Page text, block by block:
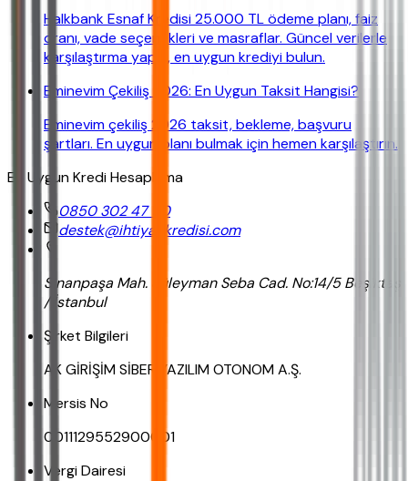
Halkbank Esnaf Kredisi 25.000 TL ödeme planı, faiz
oranı, vade seçenekleri ve masraflar. Güncel verilerle
karşılaştırma yapın, en uygun krediyi bulun.
Eminevim Çekiliş 2026: En Uygun Taksit Hangisi?
Eminevim çekiliş 2026 taksit, bekleme, başvuru
şartları. En uygun planı bulmak için hemen karşılaştırın.
En Uygun Kredi Hesaplama
0850 302 47 90
destek@ihtiyackredisi.com
Sinanpaşa Mah. Süleyman Seba Cad. No:14/5 Beşiktaş
/ İstanbul
Şirket Bilgileri
AK GİRİŞİM SİBER YAZILIM OTONOM A.Ş.
Mersis No
0011129552900001
Vergi Dairesi